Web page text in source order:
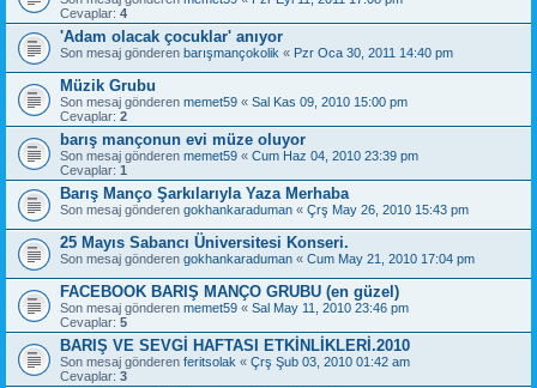
Cevaplar: 4
'Adam olacak çocuklar' anıyor
Son mesaj gönderen barışmançokolik « Pzr Oca 30, 2011 14:40 pm
Müzik Grubu
Son mesaj gönderen memet59 « Sal Kas 09, 2010 15:00 pm
Cevaplar: 2
barış mançonun evi müze oluyor
Son mesaj gönderen memet59 « Cum Haz 04, 2010 23:39 pm
Cevaplar: 1
Barış Manço Şarkılarıyla Yaza Merhaba
Son mesaj gönderen gokhankaraduman « Çrş May 26, 2010 15:43 pm
25 Mayıs Sabancı Üniversitesi Konseri.
Son mesaj gönderen gokhankaraduman « Cum May 21, 2010 17:04 pm
FACEBOOK BARIŞ MANÇO GRUBU (en güzel)
Son mesaj gönderen memet59 « Sal May 11, 2010 23:46 pm
Cevaplar: 5
BARIŞ VE SEVGİ HAFTASI ETKİNLİKLERİ.2010
Son mesaj gönderen feritsolak « Çrş Şub 03, 2010 01:42 am
Cevaplar: 3